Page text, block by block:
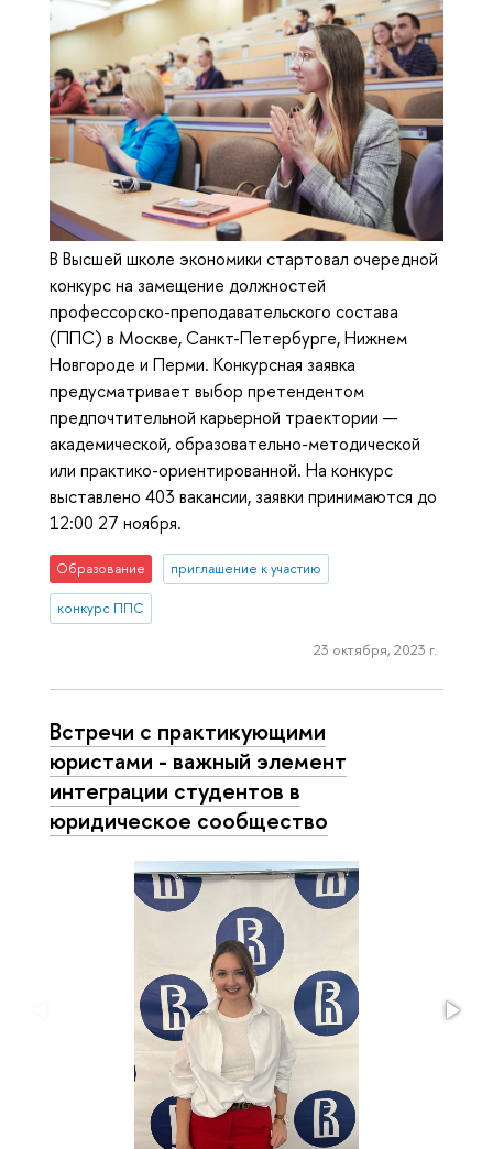
В Высшей школе экономики стартовал очередной
конкурс на замещение должностей
профессорско-преподавательского состава
(ППС) в Москве, Санкт-Петербурге, Нижнем
Новгороде и Перми. Конкурсная заявка
предусматривает выбор претендентом
предпочтительной карьерной траектории —
академической, образовательно-методической
или практико-ориентированной. На конкурс
выставлено 403 вакансии, заявки принимаются до
12:00 27 ноября.
Образование приглашение к участию
конкурс ППС
23 октября, 2023 г.
Встречи с практикующими
юристами - важный элемент
интеграции студентов в
юридическое сообщество